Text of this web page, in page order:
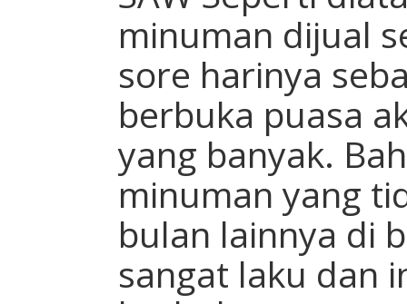
minuman dijual
sore harinya
berbuka puasa
yang banyak.
minuman yang
bulan lainnya di
sangat laku dan